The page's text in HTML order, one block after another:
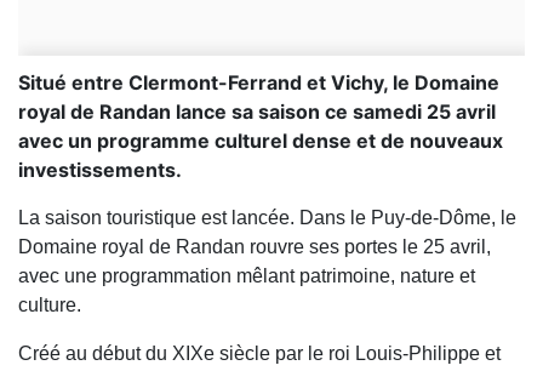
Situé entre Clermont-Ferrand et Vichy, le Domaine
royal de Randan lance sa saison ce samedi 25 avril
avec un programme culturel dense et de nouveaux
investissements.
La saison touristique est lancée. Dans le Puy-de-Dôme, le
Domaine royal de Randan rouvre ses portes le 25 avril,
avec une programmation mêlant patrimoine, nature et
culture.
Créé au début du XIXe siècle par le roi Louis-Philippe et